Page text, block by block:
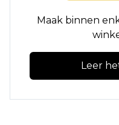
Maak binnen
Leer